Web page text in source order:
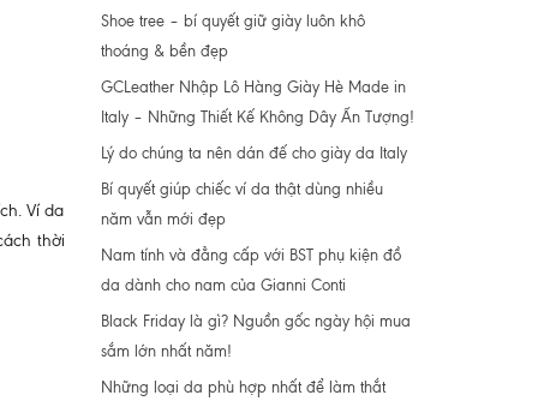
Ví da
thời
Shoe tree – bí quyết giữ giày luôn khô
thoáng & bền đẹp
GCLeather Nhập Lô Hàng Giày Hè Made in
Italy – Những Thiết Kế Không Dây Ấn Tượng!
Lý do chúng ta nên dán đế cho giày da Italy
Bí quyết giúp chiếc ví da thật dùng nhiều
năm vẫn mới đẹp
Nam tính và đẳng cấp với BST phụ kiện đồ
da dành cho nam của Gianni Conti
Black Friday là gì? Nguồn gốc ngày hội mua
sắm lớn nhất năm!
Những loại da phù hợp nhất để làm thắt